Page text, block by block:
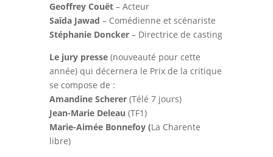
Geoffrey Couët– Acteur
Saïda Jawad – Comédienne et scénariste
Stéphanie Doncker– Directrice de casting
Le jury presse(nouveauté pour cette
année) qui décernera le Prix de la critique
se compose de :
Amandine Scherer(Télé 7 jours)
Jean-Marie Deleau (TF1)
Marie-Aimée Bonnefoy (La Charente
libre)